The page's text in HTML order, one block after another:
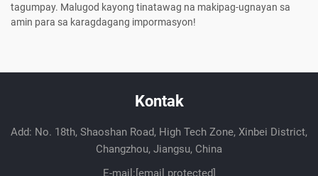
tagumpay. Malugod kayong tinatawag na makipag-ugnayan sa
amin para sa karagdagang impormasyon!
Kontak
Add: No. 18th, Shaoshan Road, High Tech Zone, Xinbei District,
Changzhou, Jiangsu, China
E-mail:[email protected]